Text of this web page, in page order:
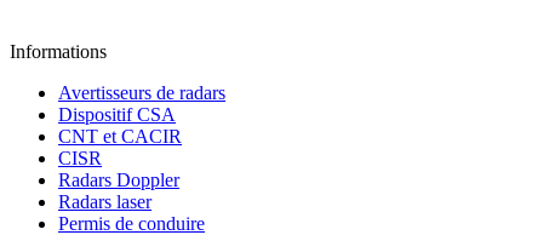
Informations
Avertisseurs de radars
Dispositif CSA
CNT et CACIR
CISR
Radars Doppler
Radars laser
Permis de conduire